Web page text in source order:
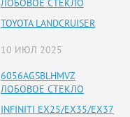
ЛОБОВОЕ СТЕКЛО
TOYOTA LANDCRUISER
10 ИЮЛ 2025
6056AGSBLHMVZ
ЛОБОВОЕ СТЕКЛО
INFINITI EX25/EX35/EX37